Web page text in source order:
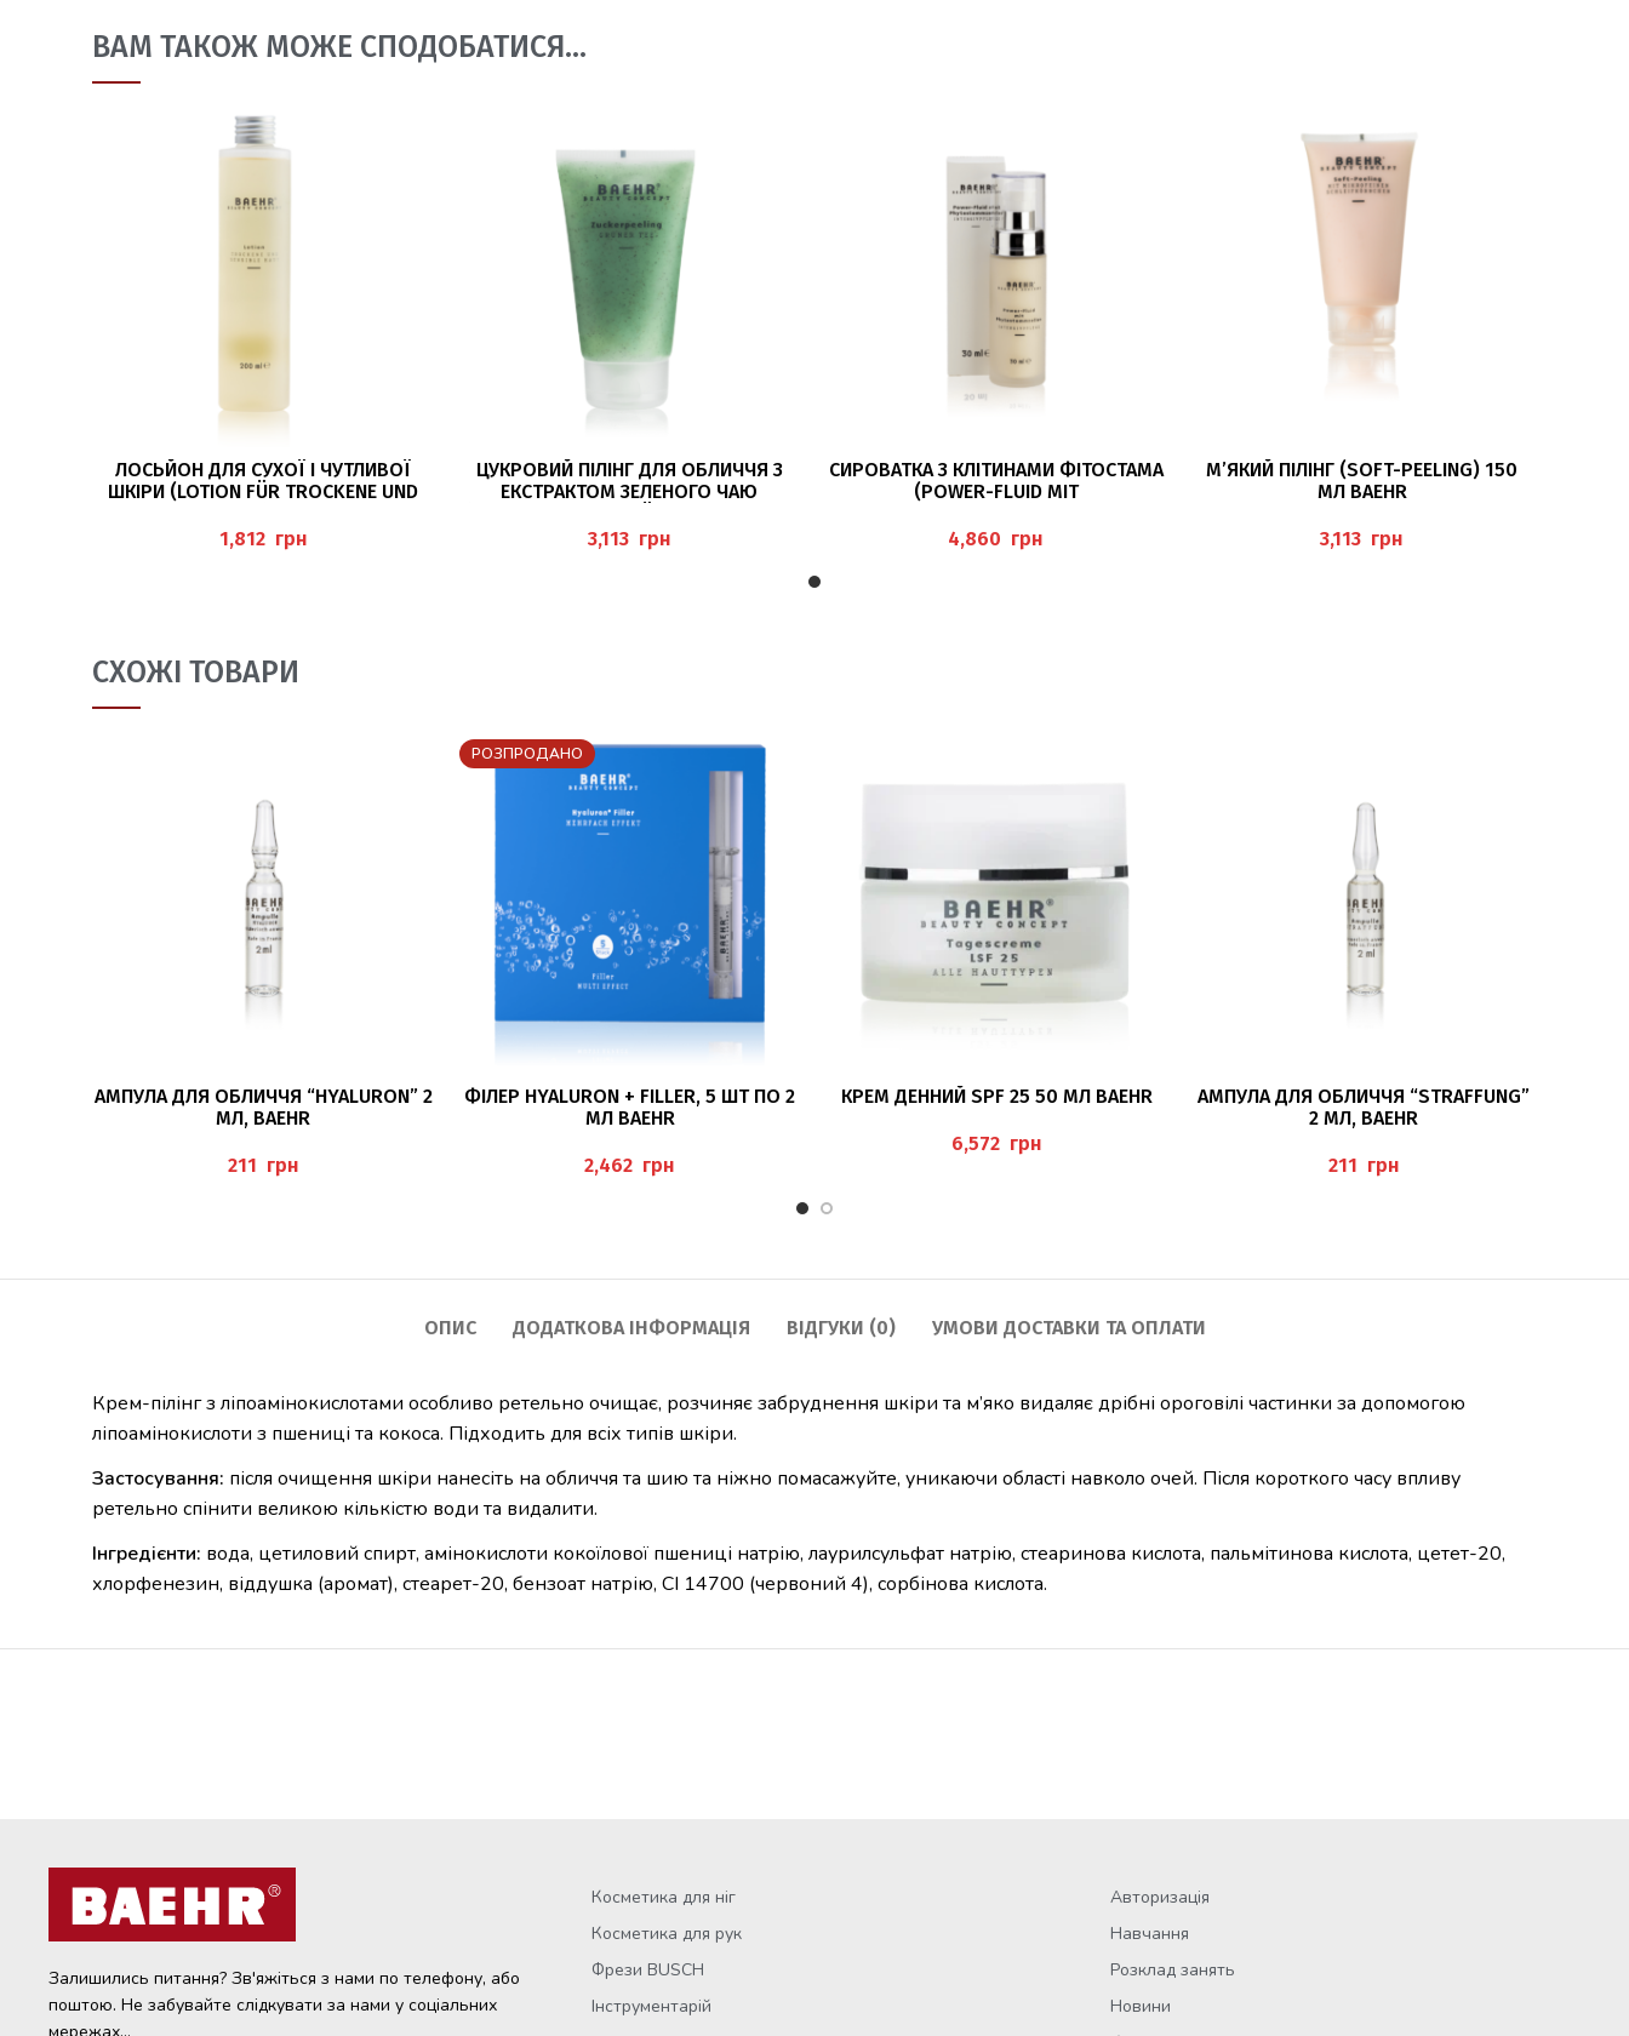
ВАМ ТАКОЖ МОЖЕ СПОДОБАТИСЯ…
ДОДАТИ В КОШИК
ЛОСЬЙОН ДЛЯ СУХОЇ І ЧУТЛИВОЇ
ШКІРИ (LOTION FÜR TROCKENE UND
грн
ДОДАТИ В КОШИК
ЦУКРОВИЙ ПІЛІНГ ДЛЯ ОБЛИЧЧЯ З
ЕКСТРАКТОМ ЗЕЛЕНОГО ЧАЮ
BAEHR
грн
ДОДАТИ В КОШИК
СИРОВАТКА З КЛІТИНАМИ ФІТОСТАМА
(POWER-FLUID MIT
грн
ДОДАТИ В КОШИК
М’ЯКИЙ ПІЛІНГ (SOFT-PEELING) 150
МЛ BAEHR
грн
СХОЖІ ТОВАРИ
ДОДАТИ В КОШИК
АМПУЛА ДЛЯ ОБЛИЧЧЯ “HYALURON” 2
МЛ, BAEHR
грн
РОЗПРОДАНО
ЧИТАТИ ДАЛІ
ФІЛЕР HYALURON + FILLER, 5 ШТ ПО 2
МЛ BAEHR
грн
ДОДАТИ В КОШИК
КРЕМ ДЕННИЙ SPF 25 50 МЛ BAEHR
грн
ДОДАТИ В КОШИК
АМПУЛА ДЛЯ ОБЛИЧЧЯ “STRAFFUNG”
2 МЛ, BAEHR
грн
ОПИС ДОДАТКОВА ІНФОРМАЦІЯ ВІДГУКИ (0) УМОВИ ДОСТАВКИ ТА ОПЛАТИ
Крем-пілінг з ліпоамінокислотами особливо ретельно очищає, розчиняє забруднення шкіри та м’яко видаляє дрібні ороговілі частинки за допомогою
ліпоамінокислоти з пшениці та кокоса. Підходить для всіх типів шкіри.
Застосування: після очищення шкіри нанесіть на обличчя та шию та ніжно помасажуйте, уникаючи області навколо очей. Після короткого часу впливу
ретельно спінити великою кількістю води та видалити.
Інгредієнти: вода, цетиловий спирт, амінокислоти кокоїлової пшениці натрію, лаурилсульфат натрію, стеаринова кислота, пальмітинова кислота, цетет-20,
хлорфенезин, віддушка (аромат), стеарет-20, бензоат натрію, CI 14700 (червоний 4), сорбінова кислота.
Залишились питання? Зв'яжіться з нами по телефону, або
поштою. Не забувайте слідкувати за нами у соціальних
Косметика для ніг
Косметика для рук
Фрези BUSCH
Інструментарій
Авторизація
Навчання
Розклад занять
Новини